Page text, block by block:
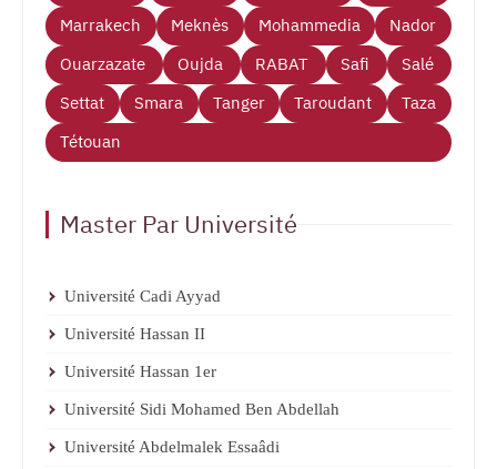
Marrakech
Meknès Mohammedia
Nador
Ouarzazate
Oujda RABAT Safi
Salé
Settat
Smara Tanger Taroudant
Taza
Tétouan
Master Par Université
Université Cadi Ayyad
Université Hassan II
Université Hassan 1er
Université Sidi Mohamed Ben Abdellah
Université Abdelmalek Essaâdi